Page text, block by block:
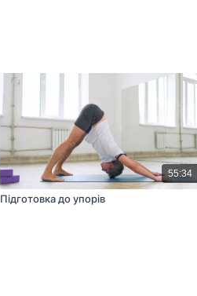
55:34
Підготовка до упорів